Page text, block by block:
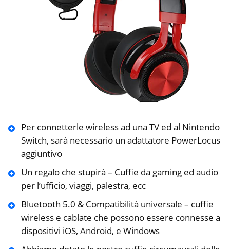
Per connetterle wireless ad una TV ed al Nintendo
Switch, sarà necessario un adattatore PowerLocus
aggiuntivo
Un regalo che stupirà – Cuffie da gaming ed audio
per l’ufficio, viaggi, palestra, ecc
Bluetooth 5.0 & Compatibilità universale – cuffie
wireless e cablate che possono essere connesse a
dispositivi iOS, Android, e Windows